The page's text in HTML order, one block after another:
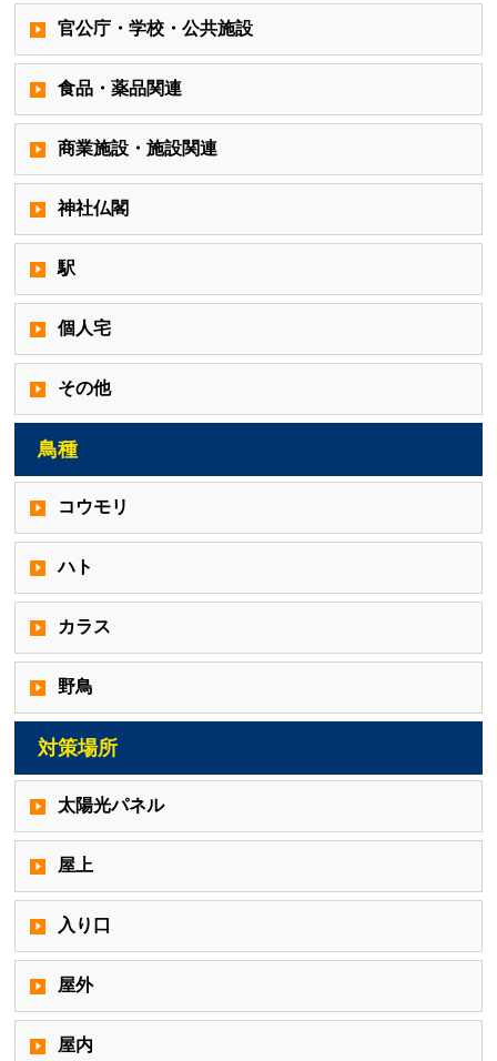
官公庁・学校・公共施設
食品・薬品関連
商業施設・施設関連
神社仏閣
駅
個人宅
その他
鳥種
コウモリ
ハト
カラス
野鳥
対策場所
太陽光パネル
屋上
入り口
屋外
屋内